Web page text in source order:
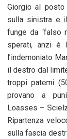
Giorgio al
sulla sinistra e
funge da ‘falso
sperati, anzi è
l’indemoniato
il destro dal
troppi patemi
provano a
Loasses –
Ripartenza
sulla fascia